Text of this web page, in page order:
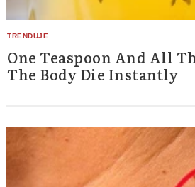
One Teaspoon And All
The Body Die Instantly